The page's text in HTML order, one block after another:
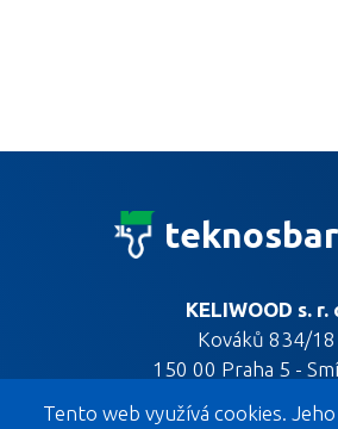
KELIWOOD s. r.
Kováků 834/18
150 00 Praha 5 -
Tento web využívá cookies.